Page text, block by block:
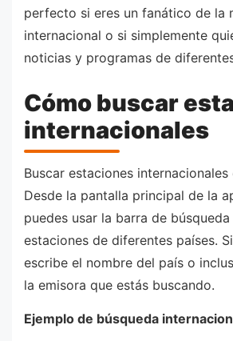
perfecto si eres un fanático de la
internacional o si simplemente
noticias y programas de
Cómo buscar
internacionales
Buscar estaciones internacionales
Desde la pantalla principal de la
puedes usar la barra de
estaciones de diferentes países.
escribe el nombre del país o
la emisora que estás buscando.
Ejemplo de búsqueda